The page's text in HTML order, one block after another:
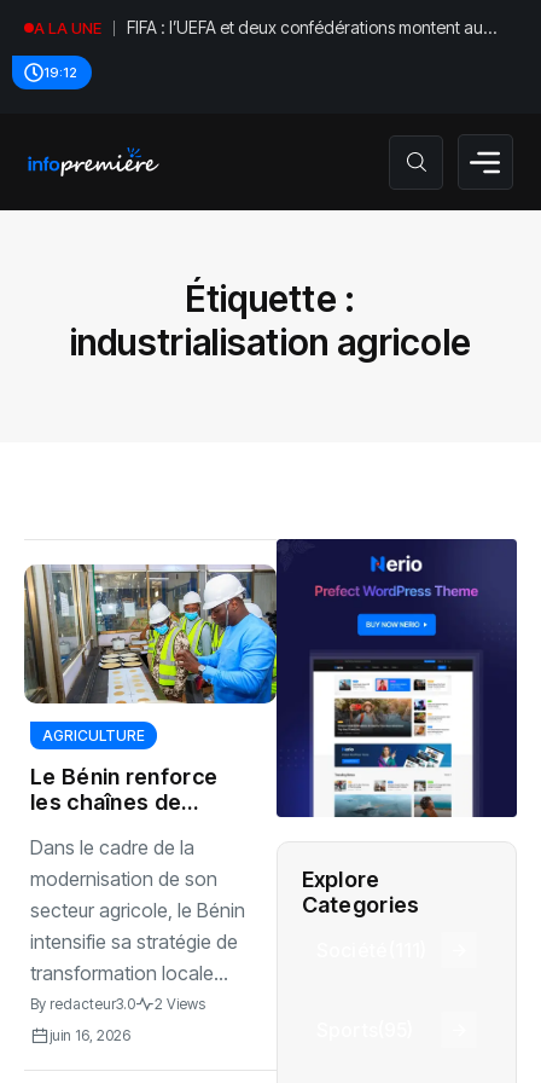
A LA UNE
FIFA : l’UEFA et deux confédérations montent au
19:12
Étiquette :
industrialisation agricole
AGRICULTURE
Le Bénin renforce
les chaînes de
industrielles
Dans le cadre de la
modernisation de son
secteur agricole, le Bénin
intensifie sa stratégie de
transformation locale...
By redacteur3.0
2 Views
juin 16, 2026
Explore
Categories